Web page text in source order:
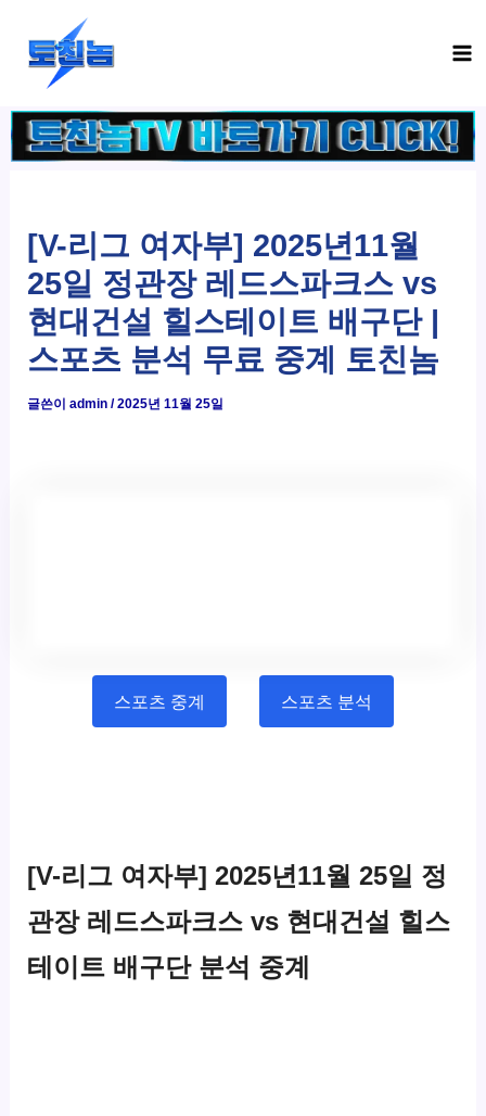
건
너
[V-리그 여자부] 2025년11월
25일 정관장 레드스파크스 vs
현대건설 힐스테이트 배구단 |
스포츠 분석 무료 중계 토친놈
글쓴이admin/2025년 11월 25일
스포츠 중계 스포츠 분석
[V-리그 여자부] 2025년11월 25일 정
관장 레드스파크스vs 현대건설 힐스
테이트 배구단 분석 중계